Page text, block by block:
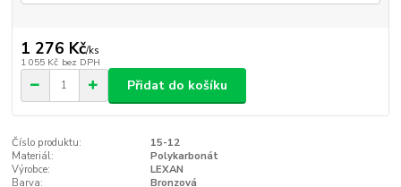
1 276 Kč/ks
1 055 Kč bez DPH
Přidat do košíku
Číslo produktu:
15-12
Materiál:
Polykarbonát
Výrobce:
LEXAN
Barva:
Bronzová